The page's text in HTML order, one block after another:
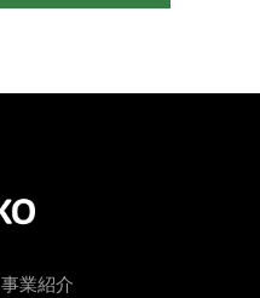
事業紹介